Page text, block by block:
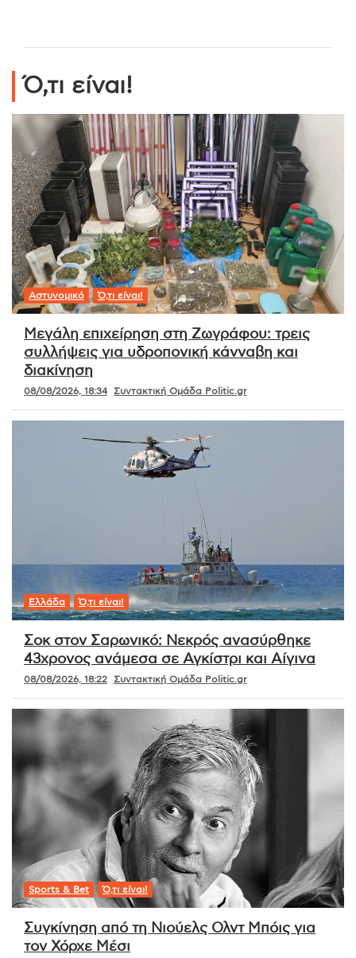
Ό,τι είναι!
Αστυνομικό Ό,τι είναι!
Μεγάλη επιχείρηση στη Ζωγράφου: τρεις
συλλήψεις για υδροπονική κάνναβη και
διακίνηση
08/08/2026, 18:34 Συντακτική Ομάδα Politic.gr
Ελλάδα Ό,τι είναι!
Σοκ στον Σαρωνικό: Νεκρός ανασύρθηκε
43χρονος ανάμεσα σε Αγκίστρι και Αίγινα
08/08/2026, 18:22 Συντακτική Ομάδα Politic.gr
Sports & Bet Ό,τι είναι!
Συγκίνηση από τη Νιούελς Ολντ Μπόις για
τον Χόρχε Μέσι